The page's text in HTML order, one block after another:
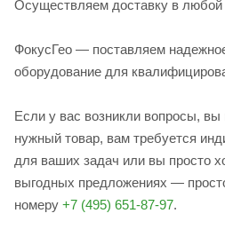
Осуществляем доставку в любой
ФокусГео — поставляем
оборудование для
Если у вас возникли вопросы, вы
нужный товар, вам требуется
для ваших задач или вы просто
выгодных предложениях —
номеру +7 (495) 651-87-97.